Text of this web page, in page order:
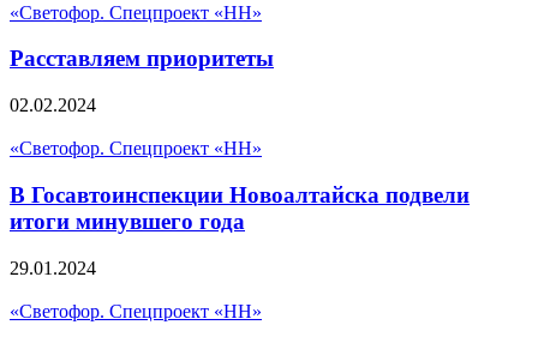
«Светофор. Спецпроект «НН»
Расставляем приоритеты
02.02.2024
«Светофор. Спецпроект «НН»
В Госавтоинспекции Новоалтайска подвели
итоги минувшего года
29.01.2024
«Светофор. Спецпроект «НН»